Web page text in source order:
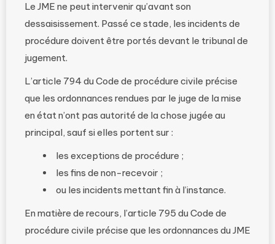
Le JME ne peut intervenir qu’avant son
dessaisissement. Passé ce stade, les incidents de
procédure doivent être portés devant le tribunal de
jugement.
L’article 794 du Code de procédure civile précise
que les ordonnances rendues par le juge de la mise
en état n’ont pas autorité de la chose jugée au
principal, sauf si elles portent sur :
les exceptions de procédure ;
les fins de non-recevoir ;
ou les incidents mettant fin à l’instance.
En matière de recours, l’article 795 du Code de
procédure civile précise que les ordonnances du JME